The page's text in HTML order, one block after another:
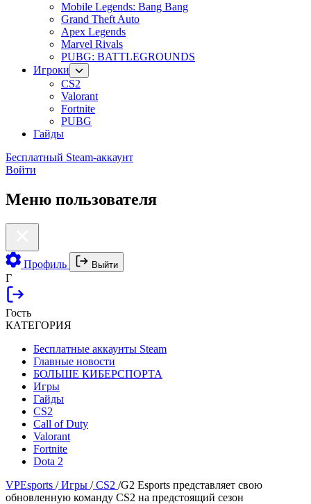
Mobile Legends: Bang Bang
Grand Theft Auto
Apex Legends
Marvel Rivals
PUBG: BATTLEGROUNDS
Игроки
CS2
Valorant
Fortnite
PUBG
Гайды
Бесплатный Steam-аккаунт
Войти
Меню пользователя
Профиль Выйти
Г
Гость
КАТЕГОРИЯ
Бесплатные аккаунты Steam
Главные новости
БОЛЬШЕ КИБЕРСПОРТА
Игры
Гайды
CS2
Call of Duty
Valorant
Fortnite
Dota 2
VPEsports / Игры / CS2 /G2 Esports представляет свою
обновленную команду CS2 на предстоящий сезон